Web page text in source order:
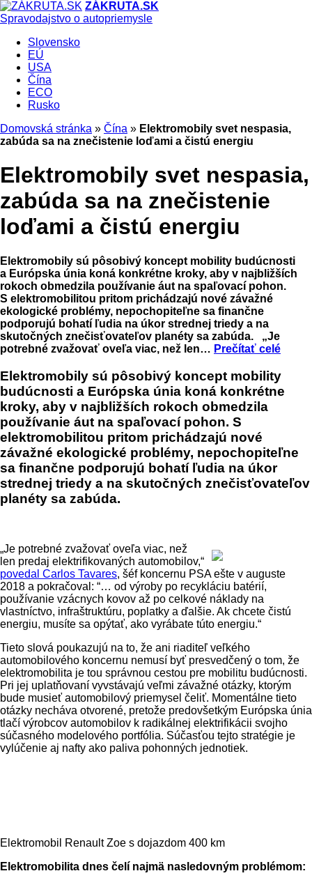
ZÁKRUTA.SK
Spravodajstvo o autopriemysle
Slovensko
EÚ
USA
Čína
ECO
Rusko
Domovská stránka » Čína » Elektromobily svet nespasia,
zabúda sa na znečistenie loďami a čistú energiu
Elektromobily svet nespasia,
zabúda sa na znečistenie
loďami a čistú energiu
Elektromobily sú pôsobivý koncept mobility budúcnosti
a Európska únia koná konkrétne kroky, aby v najbližších
rokoch obmedzila používanie áut na spaľovací pohon.
S elektromobilitou pritom prichádzajú nové závažné
ekologické problémy, nepochopiteľne sa finančne
podporujú bohatí ľudia na úkor strednej triedy a na
skutočných znečisťovateľov planéty sa zabúda. „Je
potrebné zvažovať oveľa viac, než len… Prečítať celé
Elektromobily sú pôsobivý koncept mobility
budúcnosti a Európska únia koná konkrétne
kroky, aby v najbližších rokoch obmedzila
používanie áut na spaľovací pohon. S
elektromobilitou pritom prichádzajú nové
závažné ekologické problémy, nepochopiteľne
sa finančne podporujú bohatí ľudia na úkor
strednej triedy a na skutočných znečisťovateľov
planéty sa zabúda.
„Je potrebné zvažovať oveľa viac, než
len predaj elektrifikovaných automobilov,“
povedal Carlos Tavares, šéf koncernu PSA ešte v auguste
2018 a pokračoval: “… od výroby po recykláciu batérií,
používanie vzácnych kovov až po celkové náklady na
vlastníctvo, infraštruktúru, poplatky a ďalšie. Ak chcete čistú
energiu, musíte sa opýtať, ako vyrábate túto energiu.“
Tieto slová poukazujú na to, že ani riaditeľ veľkého
automobilového koncernu nemusí byť presvedčený o tom, že
elektromobilita je tou správnou cestou pre mobilitu budúcnosti.
Pri jej uplatňovaní vyvstávajú veľmi závažné otázky, ktorým
bude musieť automobilový priemysel čeliť. Momentálne tieto
otázky necháva otvorené, pretože predovšetkým Európska únia
tlačí výrobcov automobilov k radikálnej elektrifikácii svojho
súčasného modelového portfólia. Súčasťou tejto stratégie je
vylúčenie aj nafty ako paliva pohonných jednotiek.
Elektromobil Renault Zoe s dojazdom 400 km
Elektromobilita dnes čelí najmä nasledovným problémom: